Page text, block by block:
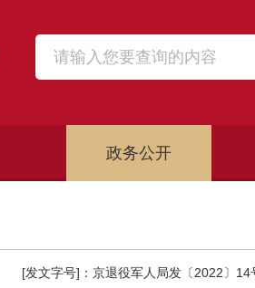
政务公开
[发文字号]：京退役军人局发〔2022〕14